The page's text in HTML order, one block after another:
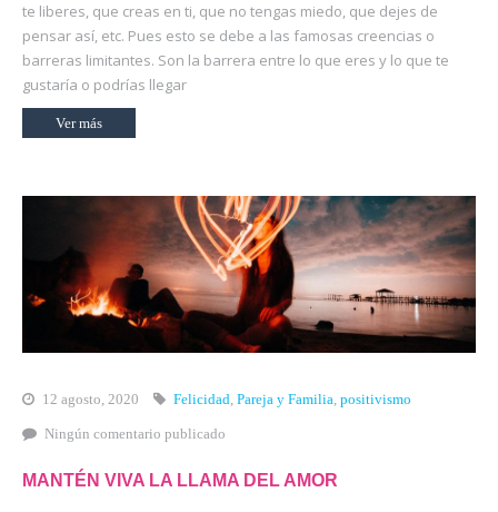
te liberes, que creas en ti, que no tengas miedo, que dejes de
pensar así, etc. Pues esto se debe a las famosas creencias o
barreras limitantes. Son la barrera entre lo que eres y lo que te
gustaría o podrías llegar
Ver más
12 agosto, 2020 Felicidad Pareja y Familia positivismo
Ningún comentario publicado
MANTÉN VIVA LA LLAMA DEL AMOR